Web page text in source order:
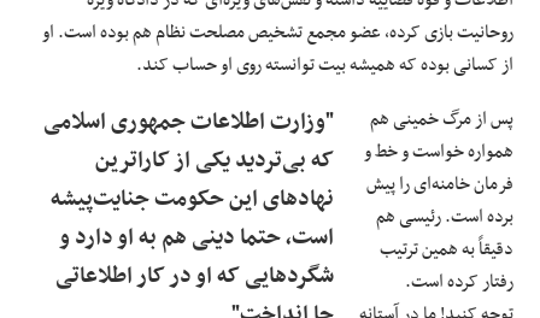
روحانیت بازی کرده، عضو مجمع تشخیص مصلحت نظام هم بوده است. او
از کسانی بوده که همیشه بیت ‌توانسته روی او حساب کند.
"وزارت اطلاعات جمهوری اسلامی
که بی‌تردید یکی از کاراترین
نهادهای این حکومت جنایت‌پیشه
است، حتما دینی هم به او دارد و
شگردهایی که او در کار اطلاعاتی
پس از مرگ خمینی هم
همواره خواست و خط و
فرمان خامنه‌ای را پیش
برده است. رئیسی هم
دقیقاً به همین ترتیب
رفتار کرده است.